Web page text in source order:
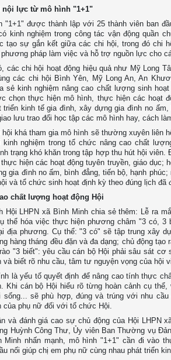
nội lực từ mô hình "1+1"
"1+1" được thành lập với 25 thành viên ban
kinh nghiệm trong công tác vận động quần
tạo sự gắn kết giữa các chi hội, trong đó chi
pháp làm việc và hỗ trợ nguồn lực cho
các chi hội hoạt động hiệu quả như Mỹ Long
các chi hội Bình Yên, Mỹ Long An, An
sẻ kinh nghiệm nâng cao chất lượng sinh
chọn thực hiện mô hình, thực hiện các hoạt
triển kinh tế gia đình, xây dựng gia đình no
lưu trao đổi học tập các mô hình hay, cách
hội khá tham gia mô hình sẽ thường xuyên liên
kinh nghiệm trong tổ chức nâng cao chất
trạng khó khăn trong tập hợp thu hút hội viên.
hiện các hoạt động tuyên truyền, giáo dục;
gia đình no ấm, bình đẳng, tiến bộ, hạnh
và tổ chức sinh hoạt định kỳ theo đúng lịch đã
chất lượng hoạt động Hội
Hội LHPN xã Bình Minh chia sẻ thêm: Lễ ra
thể hóa việc thực hiện phương châm "3 có,
địa phương. Cụ thể: "3 có" sẽ tập trung xây
hàng tháng đều đặn và đa dạng; chủ động
"3 biết": yêu cầu cán bộ Hội phải sâu sát
và biết rõ nhu cầu, tâm tư nguyện vọng của hội
là yếu tố quyết định để nâng cao tính thực
Khi cán bộ Hội hiểu rõ từng hoàn cảnh cụ
sống... sẽ phù hợp, đúng và trúng với nhu
của phụ nữ đối với tổ chức Hội.
và đánh giá cao sự chủ động của Hội LHPN
Huỳnh Công Thư, Ủy viên Ban Thường vụ
Minh nhấn mạnh, mô hình "1+1" cần đi vào
nối giúp chị em phụ nữ cùng nhau phát triển